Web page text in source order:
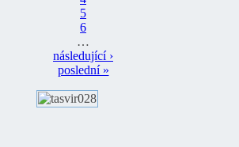
5
6
…
následující ›
poslední »